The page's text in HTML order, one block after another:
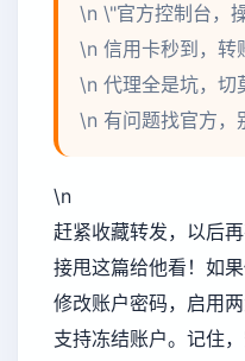
\n \"官方控制台，
\n 信用卡秒到，转
\n 代理全是坑，切
\n 有问题找官方，
\n
赶紧收藏转发，以后
接甩这篇给他看！如
修改账户密码，启用
支持冻结账户。记住